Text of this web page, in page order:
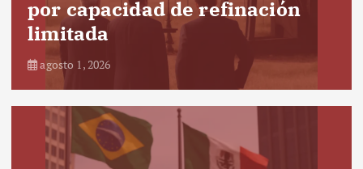
por capacidad de refinación
limitada
agosto 1, 2026